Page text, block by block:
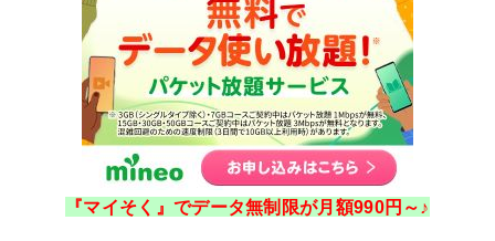
『マイそく』でデータ無制限が月額990円～♪